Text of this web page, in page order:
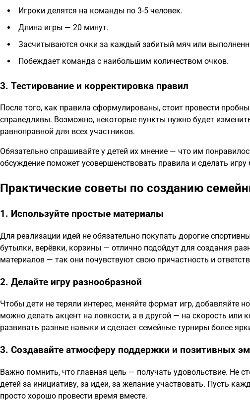
Игроки делятся на команды по 3-5 человек.
Длина игры — 20 минут.
Засчитываются очки за каждый забитый мяч или
Побеждает команда с наибольшим количеством очков.
3. Тестирование и корректировка правил
После того, как правила сформулированы, стоит провести
справедливы. Возможно, некоторые пункты нужно будет
равноправной для всех участников.
Обязательно спрашивайте у детей их мнение — что им
обсуждение поможет усовершенствовать правила и сделать
Практические советы по созданию
1. Используйте простые материалы
Для реализации идей не обязательно покупать дорогие
бутылки, верёвки, корзины — отлично подойдут для создания
материалов — так они почувствуют свою причастность и
2. Делайте игру разнообразной
Чтобы дети не теряли интерес, меняйте формат игр, добавляйте
можно делать акцент на ловкости, а в другой — на скорость
развивать разные навыки и сделает семейные турниры более
3. Создавайте атмосферу поддержки и позитивных
Важно помнить, что главная цель — получать удовольствие. Не
детей за инициативу, за идеи, за желание участвовать. Пусть
просто хорошо провести время вместе.